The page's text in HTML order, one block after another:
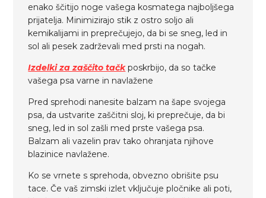
enako ščitijo noge vašega kosmatega najboljšega
prijatelja. Minimizirajo stik z ostro soljo ali
kemikalijami in preprečujejo, da bi se sneg, led in
sol ali pesek zadrževali med prsti na nogah.
Izdelki za zaščito tačkposkrbijo, da so tačke
vašega psa varne in navlažene
Pred sprehodi nanesite balzam na šape svojega
psa, da ustvarite zaščitni sloj, ki preprečuje, da bi
sneg, led in sol zašli med prste vašega psa.
Balzam ali vazelin prav tako ohranjata njihove
blazinice navlažene.
Ko se vrnete s sprehoda, obvezno obrišite psu
tace. Če vaš zimski izlet vključuje pločnike ali poti,